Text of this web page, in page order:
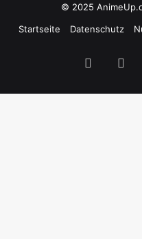
© 2025
Startseite
Datenschutz
Facebook